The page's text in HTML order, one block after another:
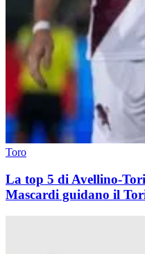
Toro
La top 5 di Avellino-
Mascardi guidano il